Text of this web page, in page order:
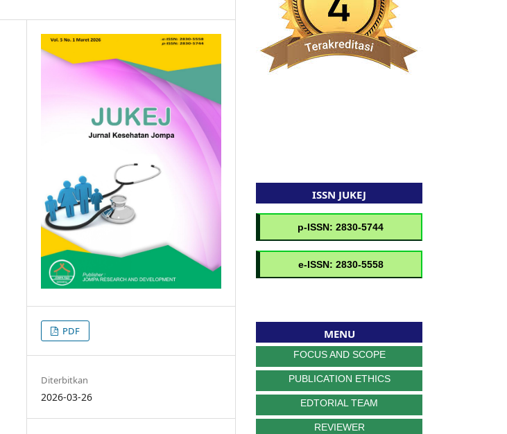
PDF
Diterbitkan
2026-03-26
ISSN JUKEJ
MENU
FOCUS AND SCOPE
PUBLICATION ETHICS
EDTORIAL TEAM
REVIEWER